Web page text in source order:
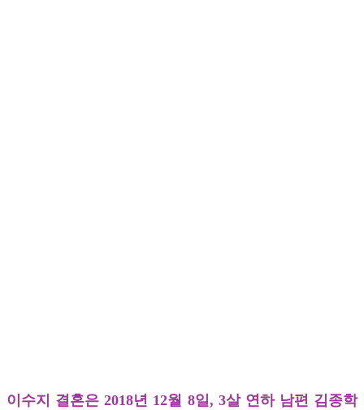
이수지 결혼은 2018년 12월 8일, 3살 연하 남편 김종학